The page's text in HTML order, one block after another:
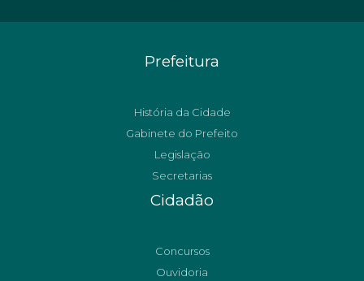
Prefeitura
História da Cidade
Gabinete do Prefeito
Legislação
Secretarias
Cidadão
Concursos
Ouvidoria